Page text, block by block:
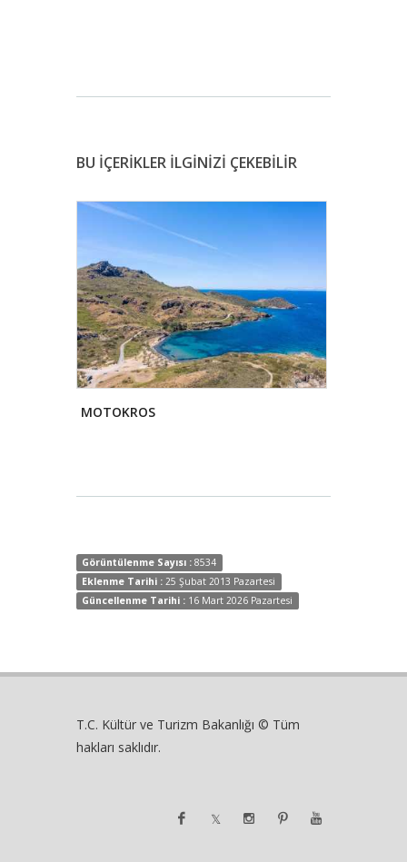
BU İÇERİKLER İLGİNİZİ ÇEKEBİLİR
MOTOKROS
Görüntülenme Sayısı : 8534
Eklenme Tarihi : 25 Şubat 2013 Pazartesi
Güncellenme Tarihi : 16 Mart 2026 Pazartesi
T.C. Kültür ve Turizm Bakanlığı © Tüm
hakları saklıdır.